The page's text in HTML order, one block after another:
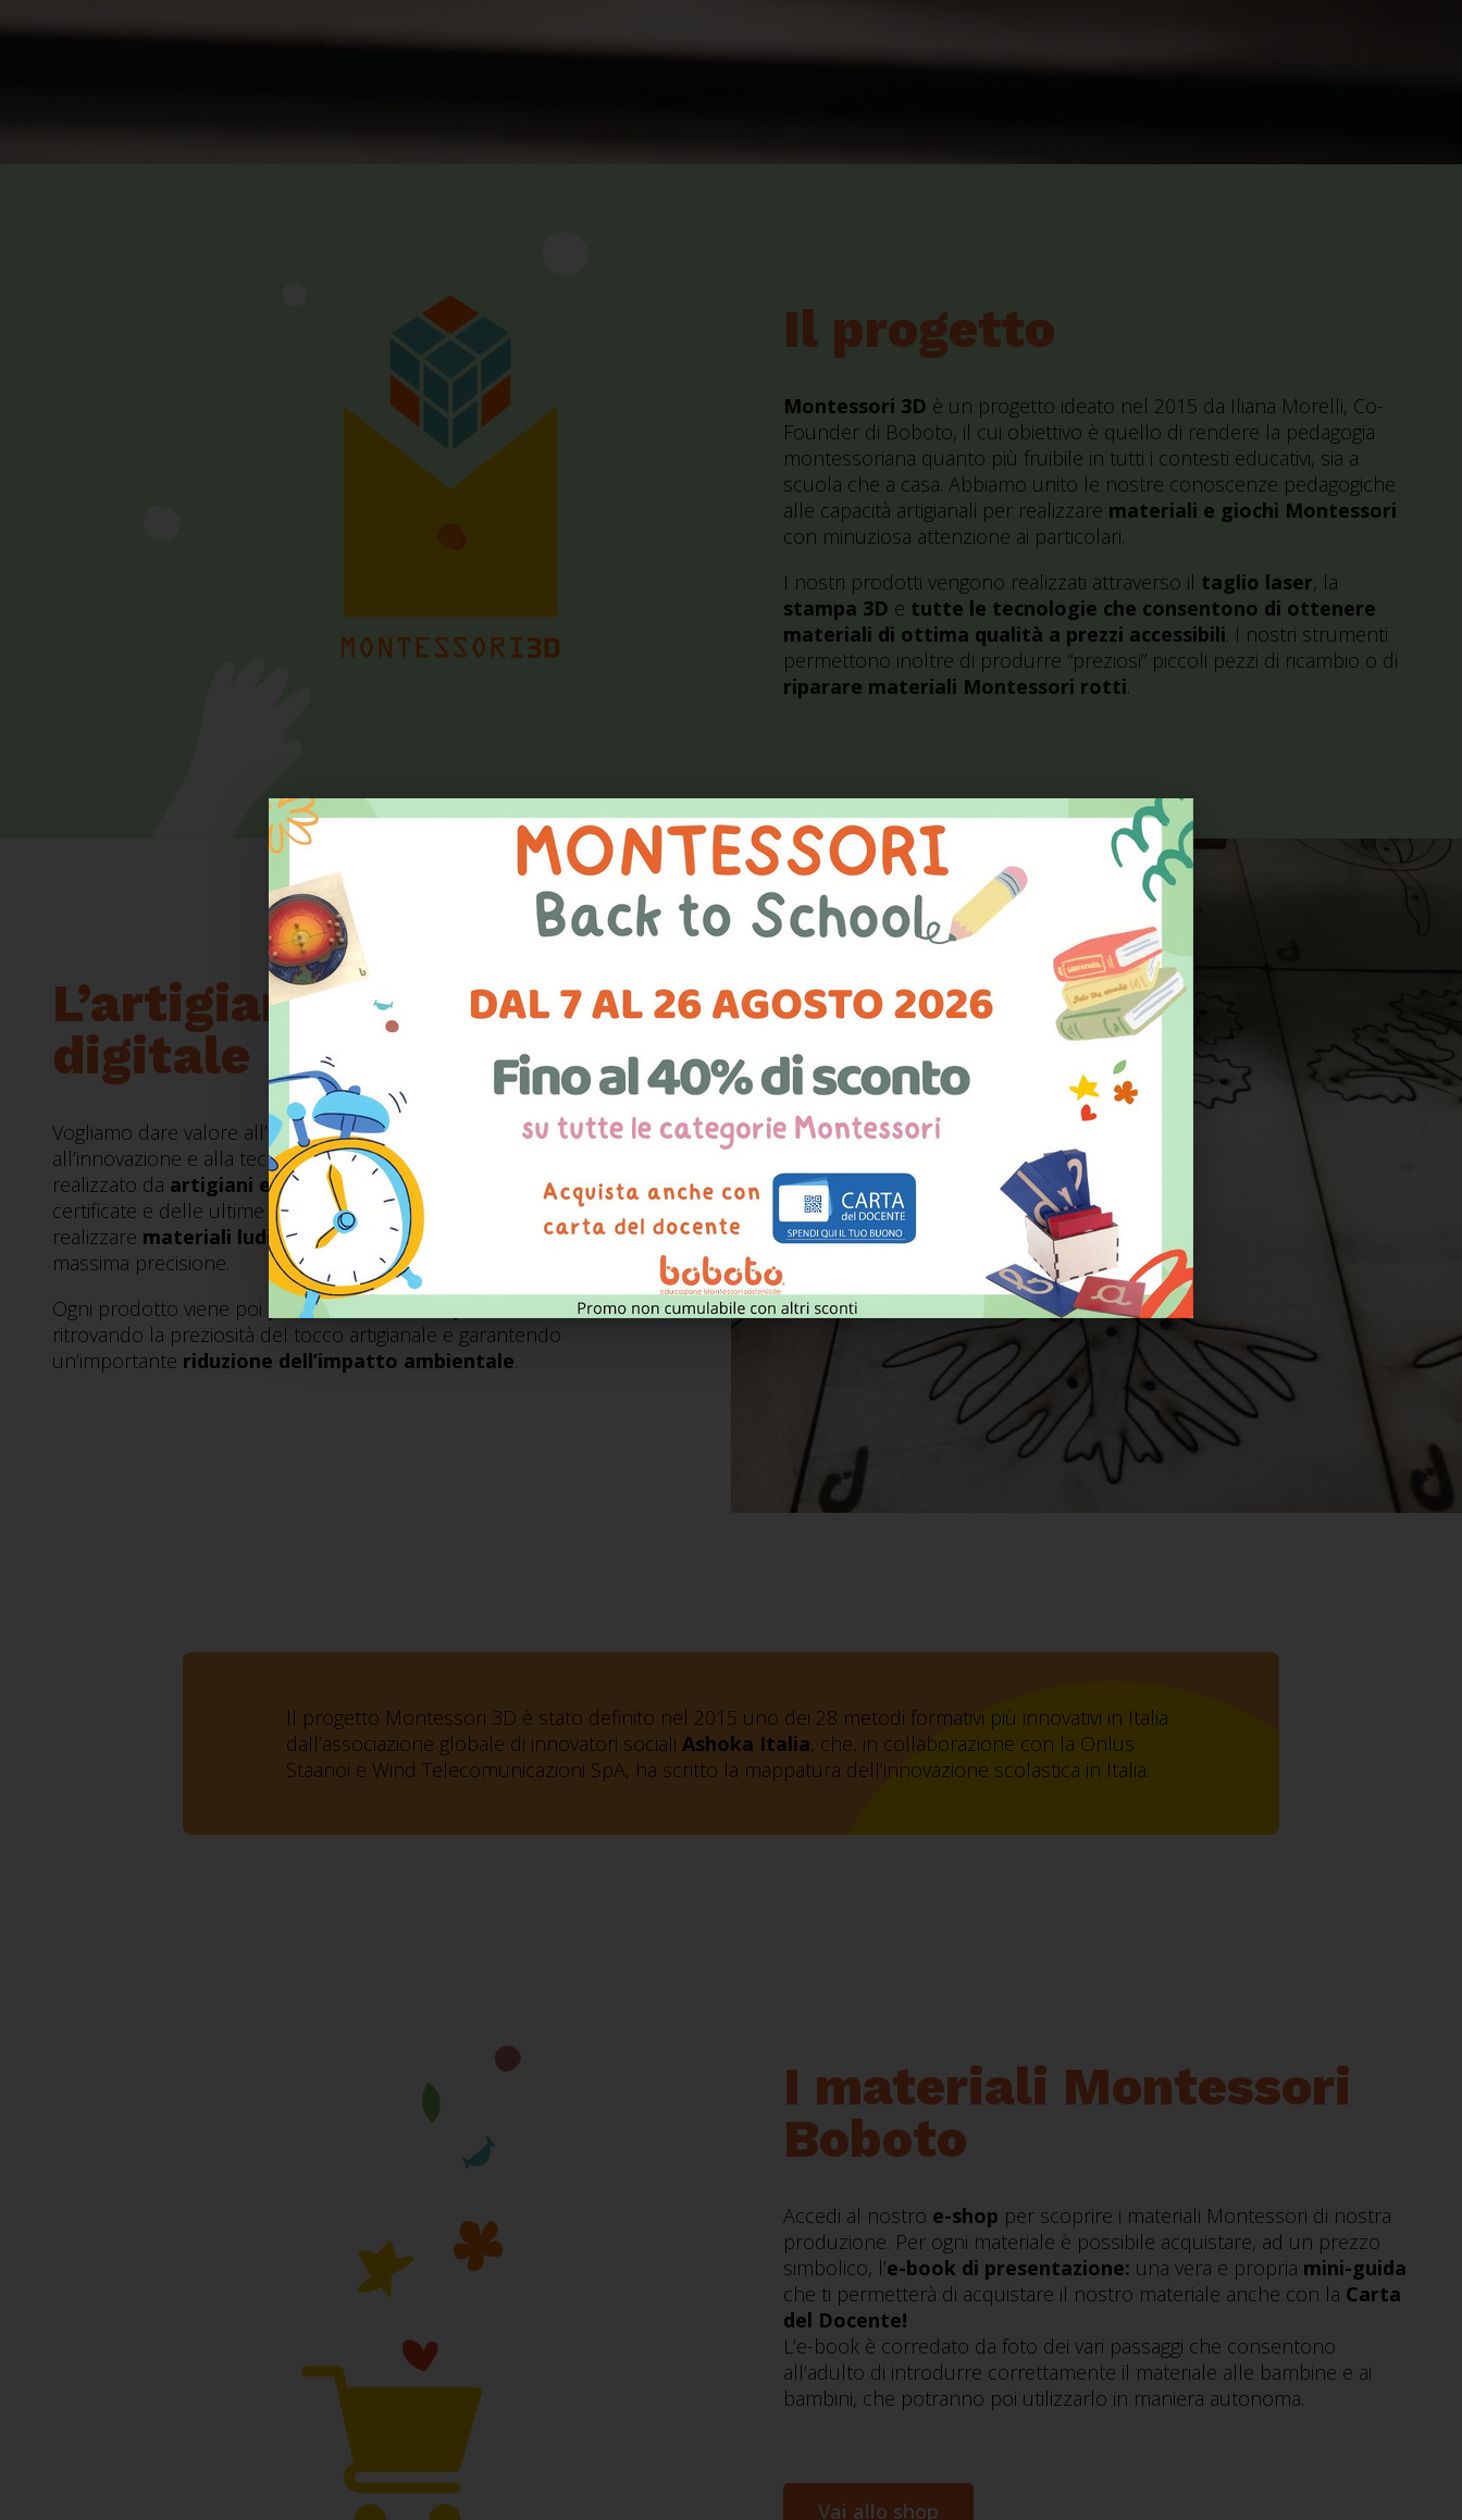
Il progetto
Montessori 3D è un progetto ideato nel 2015 da Iliana Morelli, Co-
Founder di Boboto, il cui obiettivo è quello di rendere la pedagogia
montessoriana quanto più fruibile in tutti i contesti educativi, sia a
scuola che a casa. Abbiamo unito le nostre conoscenze pedagogiche
alle capacità artigianali per realizzare materiali e giochi Montessori
con minuziosa attenzione ai particolari.
I nostri prodotti vengono realizzati attraverso il taglio laser, la
stampa 3D e tutte le tecnologie che consentono di ottenere
materiali di ottima qualità a prezzi accessibili. I nostri strumenti
permettono inoltre di produrre “preziosi” piccoli pezzi di ricambio o di
riparare materiali Montessori rotti.
L’artigianato incontra il
digitale
Vogliamo dare valore all’ artigianato made in Italy
dando spazio
all’innovazione e alla tecnologia: ogni pezzo viene interamente
realizzato da artigiani e designer
mediante l’uso di materie prime
certificate e delle ultime innovazioni tecnologiche, che permettono di
realizzare materiali ludici e didatticiresistenti e duraturi con la
massima precisione.
Ogni prodotto viene poi
personalizzato e dipinto a mano,
ritrovando la preziosità del tocco artigianale e garantendo
un’importante riduzione dell’impatto ambientale.
Il progetto Montessori 3D è stato definito nel 2015 uno dei 28 metodi formativi più innovativi in Italia
dall’associazione globale di innovatori sociali Ashoka Italia, che, in collaborazione con la Onlus
Staanoi e Wind Telecomunicazioni SpA, ha scritto la mappatura dell’innovazione scolastica in Italia.
I materiali Montessori
Boboto
Accedi al nostro e-shop per scoprire i materiali Montessori di nostra
produzione. Per ogni materiale è possibile acquistare, ad un prezzo
simbolico, l’e-book di presentazione: una vera e propria mini-guida
che ti permetterà di acquistare il nostro materiale anche con la Carta
del Docente!
L’e-book è corredato da foto dei vari passaggi che consentono
all’adulto di introdurre correttamente il materiale alle bambine e ai
bambini, che potranno poi utilizzarlo in maniera autonoma.
Vai allo shop